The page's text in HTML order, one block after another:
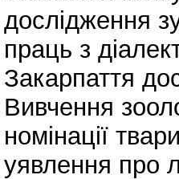
дослідження
праць з
Закарпаття
Вивчення
номінації
уявлення про